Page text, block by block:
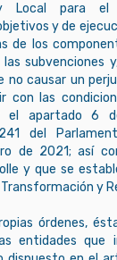
Local para el
y de
de los
subvenciones
no causar un
con las
el apartado 6
del
de 2021; así
y que se
y
órdenes,
entidades que